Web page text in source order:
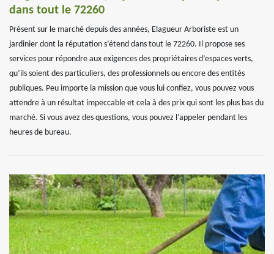
dans tout le 72260
Présent sur le marché depuis des années, Elagueur Arboriste est un
jardinier dont la réputation s’étend dans tout le 72260. Il propose ses
services pour répondre aux exigences des propriétaires d’espaces verts,
qu’ils soient des particuliers, des professionnels ou encore des entités
publiques. Peu importe la mission que vous lui confiez, vous pouvez vous
attendre à un résultat impeccable et cela à des prix qui sont les plus bas du
marché. Si vous avez des questions, vous pouvez l’appeler pendant les
heures de bureau.